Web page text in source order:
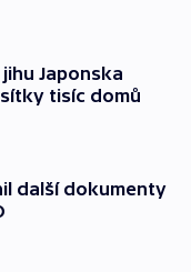
Japonska
tisíc domů
další dokumenty